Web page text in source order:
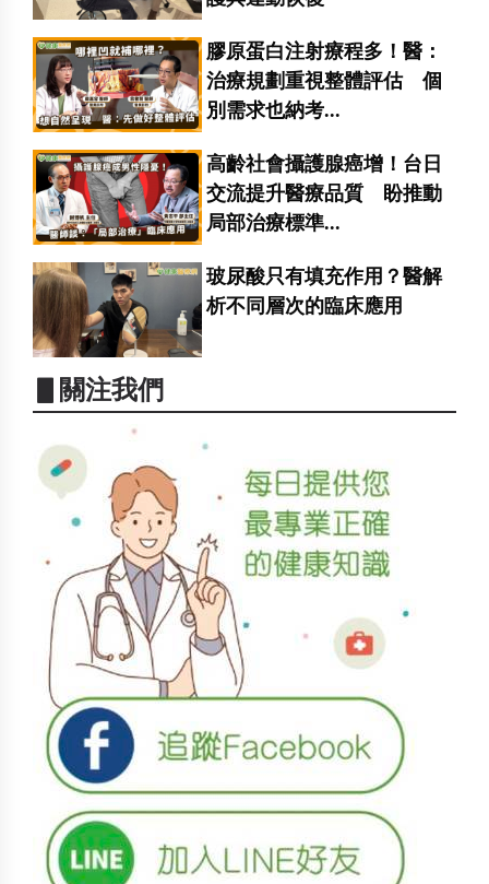
膠原蛋白注射療程多！醫：
治療規劃重視整體評估 個
別需求也納考...
高齡社會攝護腺癌增！台日
交流提升醫療品質 盼推動
局部治療標準...
玻尿酸只有填充作用？醫解
析不同層次的臨床應用
▋關注我們